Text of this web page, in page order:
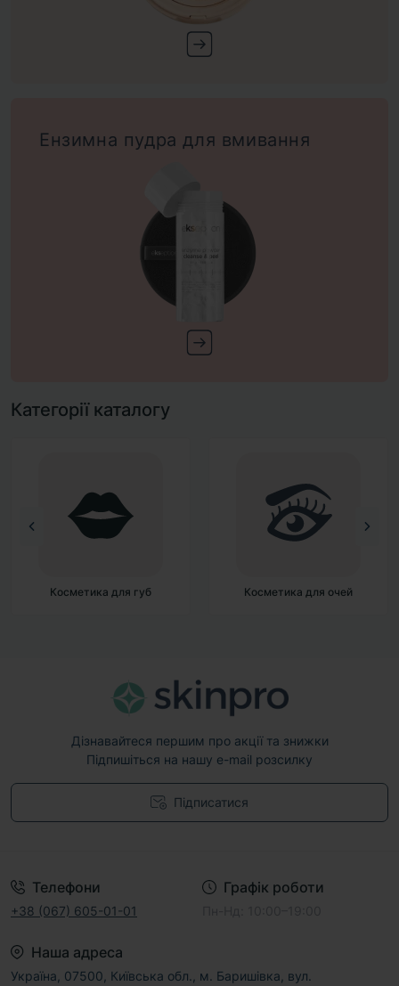
Ензимна пудра для вмивання
Категорії каталогу
Косметика для губ Косметика для очей
Дізнавайтеся першим про акції та знижки
Підпишіться на нашу e-mail розсилку
Підписатися
Телефони
+38 (067) 605-01-01
Графік роботи
Наша адреса
Україна, 07500, Київська обл., м. Баришівка, вул.